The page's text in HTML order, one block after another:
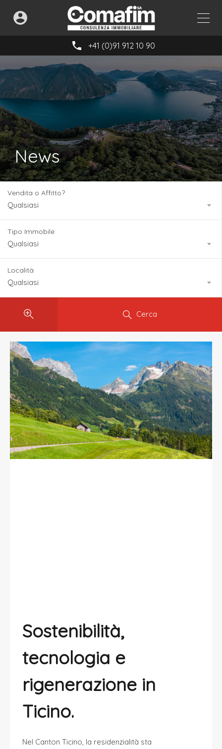
+41 (0)91 912 10 90
News
Vendita o Affitto?
Qualsiasi
Tipo Immobile
Qualsiasi
Località
Qualsiasi
Cerca
Sostenibilità,
tecnologia e
rigenerazione in
Ticino.
Nel Canton Ticino, la residenzialità sta